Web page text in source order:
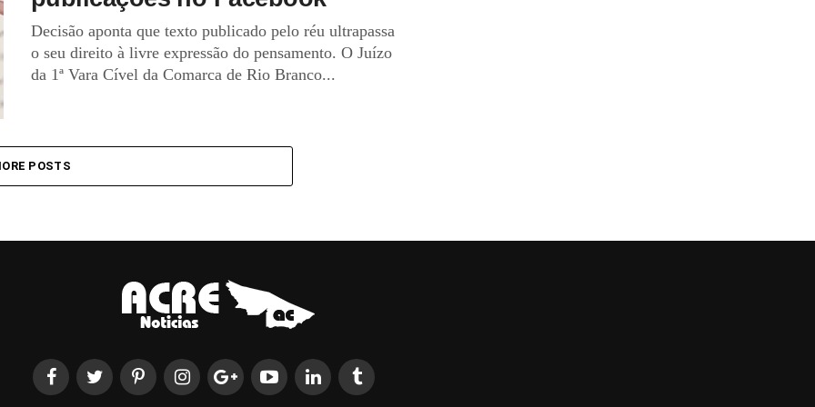
Decisão aponta que texto publicado pelo réu ultrapassa
o seu direito à livre expressão do pensamento. O Juízo
da 1ª Vara Cível da Comarca de Rio Branco...
POSTS